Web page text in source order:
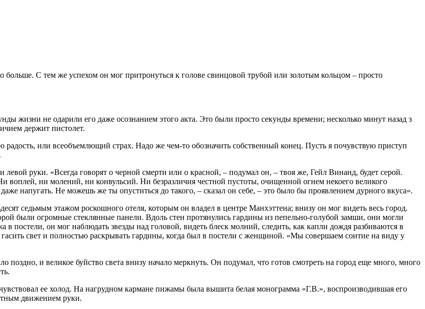
С тем же успехом он мог притронуться к голове свинцовой трубой или золотым кольцом – просто
жизни не одарили его даже осознанием этого акта. Это были просто секунды времени; несколько минут назад з
держит пистолет.
или всеобъемлющий страх. Надо же чем-то обозначить собственный конец. Пусть я почувствую приступ
руки. «Всегда говорят о черной смерти или о красной, – подумал он, – твоя же, Гейл Винанд, будет серой.
воплей, ни молений, ни конвульсий. Ни безразличия честной пустоты, очищенной огнем некоего великого
напугать. Не можешь же ты опуститься до такого, – сказал он себе, – это было бы проявлением дурного вкуса».
седьмым этажом роскошного отеля, которым он владел в центре Манхэттена; внизу он мог видеть весь город.
были огромные стеклянные панели. Вдоль стен протянулись гардины из пепельно-голубой замши, они могли
в постели, он мог наблюдать звезды над головой, видеть блеск молний, следить, как капли дождя разбиваются в
свет и полностью раскрывать гардины, когда был в постели с женщиной. «Мы совершаем соитие на виду у
и великое буйство света внизу начало меркнуть. Он подумал, что готов смотреть на город еще много, много
ее холод. На нагрудном кармане пижамы была вышита белая монограмма «Г.В.», воспроизводившая его
движением руки.